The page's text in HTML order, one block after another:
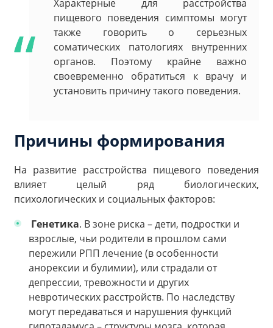
Характерные для расстройства
пищевого поведения симптомы могут
также говорить о серьезных
соматических патологиях внутренних
органов. Поэтому крайне важно
своевременно обратиться к врачу и
установить причину такого поведения.
Причины формирования
На развитие расстройства пищевого поведения
влияет целый ряд биологических,
психологических и социальных факторов:
Генетика. В зоне риска – дети, подростки и
взрослые, чьи родители в прошлом сами
пережили РПП лечение (в особенности
анорексии и булимии), или страдали от
депрессии, тревожности и других
невротических расстройств. По наследству
могут передаваться и нарушения функций